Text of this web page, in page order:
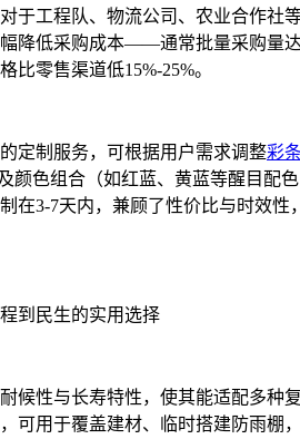
于工程队、物流公司、农业合作社
降低采购成本——通常批量采购量
比零售渠道低15%-25%。
定制服务，可根据用户需求调整彩
颜色组合（如红蓝、黄蓝等醒目配
在3-7天内，兼顾了性价比与时效性
到民生的实用选择
候性与长寿特性，使其能适配多种
可用于覆盖建材、临时搭建防雨棚